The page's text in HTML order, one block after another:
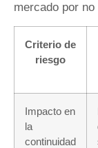
mercado por
Criterio de
riesgo
Impacto en
la
continuidad